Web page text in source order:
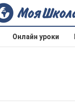
Онлайн уроки